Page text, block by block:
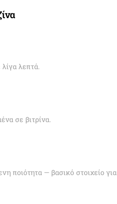
λεπτά.
σε βιτρίνα.
ποιότητα — βασικό στοιχείο για